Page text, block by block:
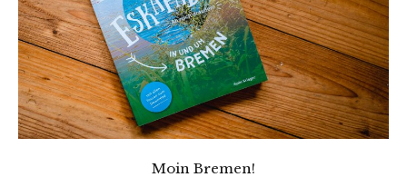
Moin Bremen!